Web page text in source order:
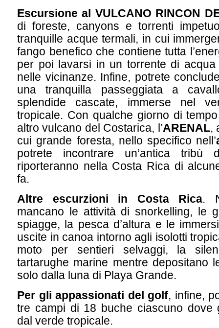
Escursione al VULCANO RINCON
di foreste, canyons e torrenti
tranquille acque termali, in cui
fango benefico che contiene tutta
per poi lavarsi in un torrente di
nelle vicinanze. Infine, potrete
una tranquilla passeggiata a
splendide cascate, immerse nel
tropicale. Con qualche giorno di
altro vulcano del Costarica, l’ARENAL,
cui grande foresta, nello specifico nell’
potrete incontrare un’antica
riporteranno nella Costa Rica di
fa.
Altre escurzioni in Costa Rica.
mancano le attività di snorkelling, le
spiagge, la pesca d’altura e le
uscite in canoa intorno agli isolotti
moto per sentieri selvaggi, la
tartarughe marine mentre depositano
solo dalla luna di Playa Grande.
Per gli appassionati del golf, infine,
tre campi di 18 buche ciascuno dove
dal verde tropicale.